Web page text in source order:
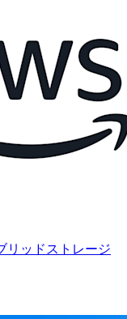
リッドストレージ